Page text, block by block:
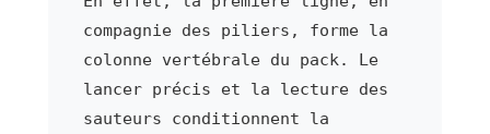
compagnie des piliers, forme la
colonne vertébrale du pack. Le
lancer précis et la lecture des
sauteurs conditionnent la